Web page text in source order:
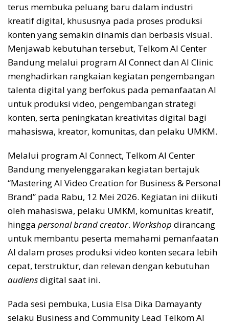
terus membuka peluang baru dalam industri
kreatif digital, khususnya pada proses produksi
konten yang semakin dinamis dan berbasis visual.
Menjawab kebutuhan tersebut, Telkom AI Center
Bandung melalui program AI Connect dan AI Clinic
menghadirkan rangkaian kegiatan pengembangan
talenta digital yang berfokus pada pemanfaatan AI
untuk produksi video, pengembangan strategi
konten, serta peningkatan kreativitas digital bagi
mahasiswa, kreator, komunitas, dan pelaku UMKM.
Melalui program AI Connect, Telkom AI Center
Bandung menyelenggarakan kegiatan bertajuk
“Mastering AI Video Creation for Business & Personal
Brand” pada Rabu, 12 Mei 2026. Kegiatan ini diikuti
oleh mahasiswa, pelaku UMKM, komunitas kreatif,
hingga personal brand creator. Workshop dirancang
untuk membantu peserta memahami pemanfaatan
AI dalam proses produksi video konten secara lebih
cepat, terstruktur, dan relevan dengan kebutuhan
audiensdigital saat ini.
Pada sesi pembuka, Lusia Elsa Dika Damayanty
selaku Business and Community Lead Telkom AI